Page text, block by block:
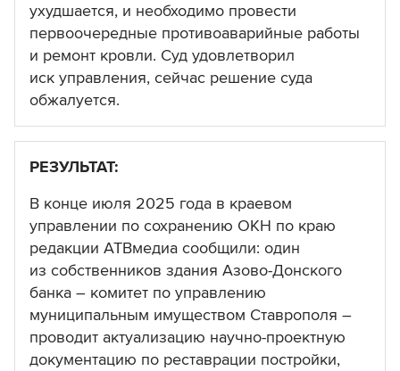
ухудшается, и необходимо провести
первоочередные противоаварийные работы
и ремонт кровли. Суд удовлетворил
иск управления, сейчас решение суда
обжалуется.
РЕЗУЛЬТАТ:
В конце июля 2025 года в краевом
управлении по сохранению ОКН по краю
редакции АТВмедиа сообщили: один
из собственников здания Азово-Донского
банка – комитет по управлению
муниципальным имуществом Ставрополя –
проводит актуализацию научно-проектную
документацию по реставрации постройки,